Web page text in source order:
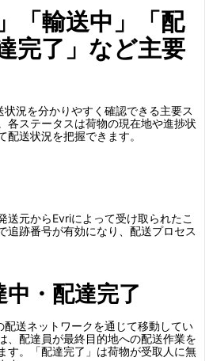
「輸送中」「配
完了」など主要
況を分かりやすく確認できる主要ス
各ステータスは荷物の現在地や進捗状
送状況を把握できます。
送元からEvriによって受け取られたこ
追跡番号が有効になり、配送プロセス
・配達完了
配送ネットワークを通じて移動してい
、配達員が最終目的地への配送作業を
す。「配達完了」は荷物が受取人に無